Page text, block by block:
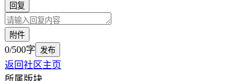
回复
附件
0/500字 发布
返回社区主页
所属版块